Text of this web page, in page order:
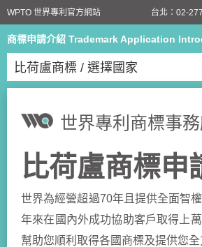
WPTO 世界專利官方網站 台北： 02-
商標申請介紹 Trademark Application
比荷盧商標 / 選擇國家
世界專利商標事
比荷盧商標申
世界為經營超過70年且提供全面智
年來在國內外成功協助客戶取得上
幫助您順利取得各國商標及提供您全